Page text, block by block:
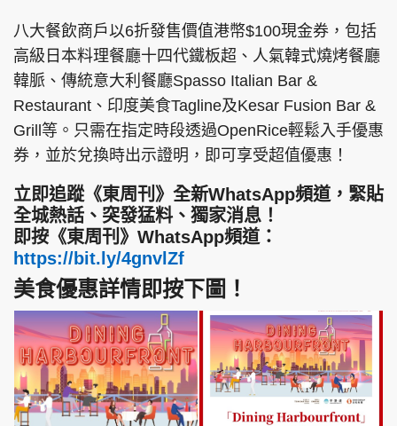
八大餐飲商戶以6折發售價值港幣$100現金券，包括
高級日本料理餐廳十四代鐵板超、人氣韓式燒烤餐廳
韓脈、傳統意大利餐廳Spasso Italian Bar &
Restaurant、印度美食Tagline及Kesar Fusion Bar &
Grill等。只需在指定時段透過OpenRice輕鬆入手優惠
券，並於兌換時出示證明，即可享受超值優惠！
立即追蹤《東周刊》全新WhatsApp頻道，緊貼
全城熱話、突發猛料、獨家消息！
即按《東周刊》WhatsApp頻道：
https://bit.ly/4gnvlZf
美食優惠詳情即按下圖！